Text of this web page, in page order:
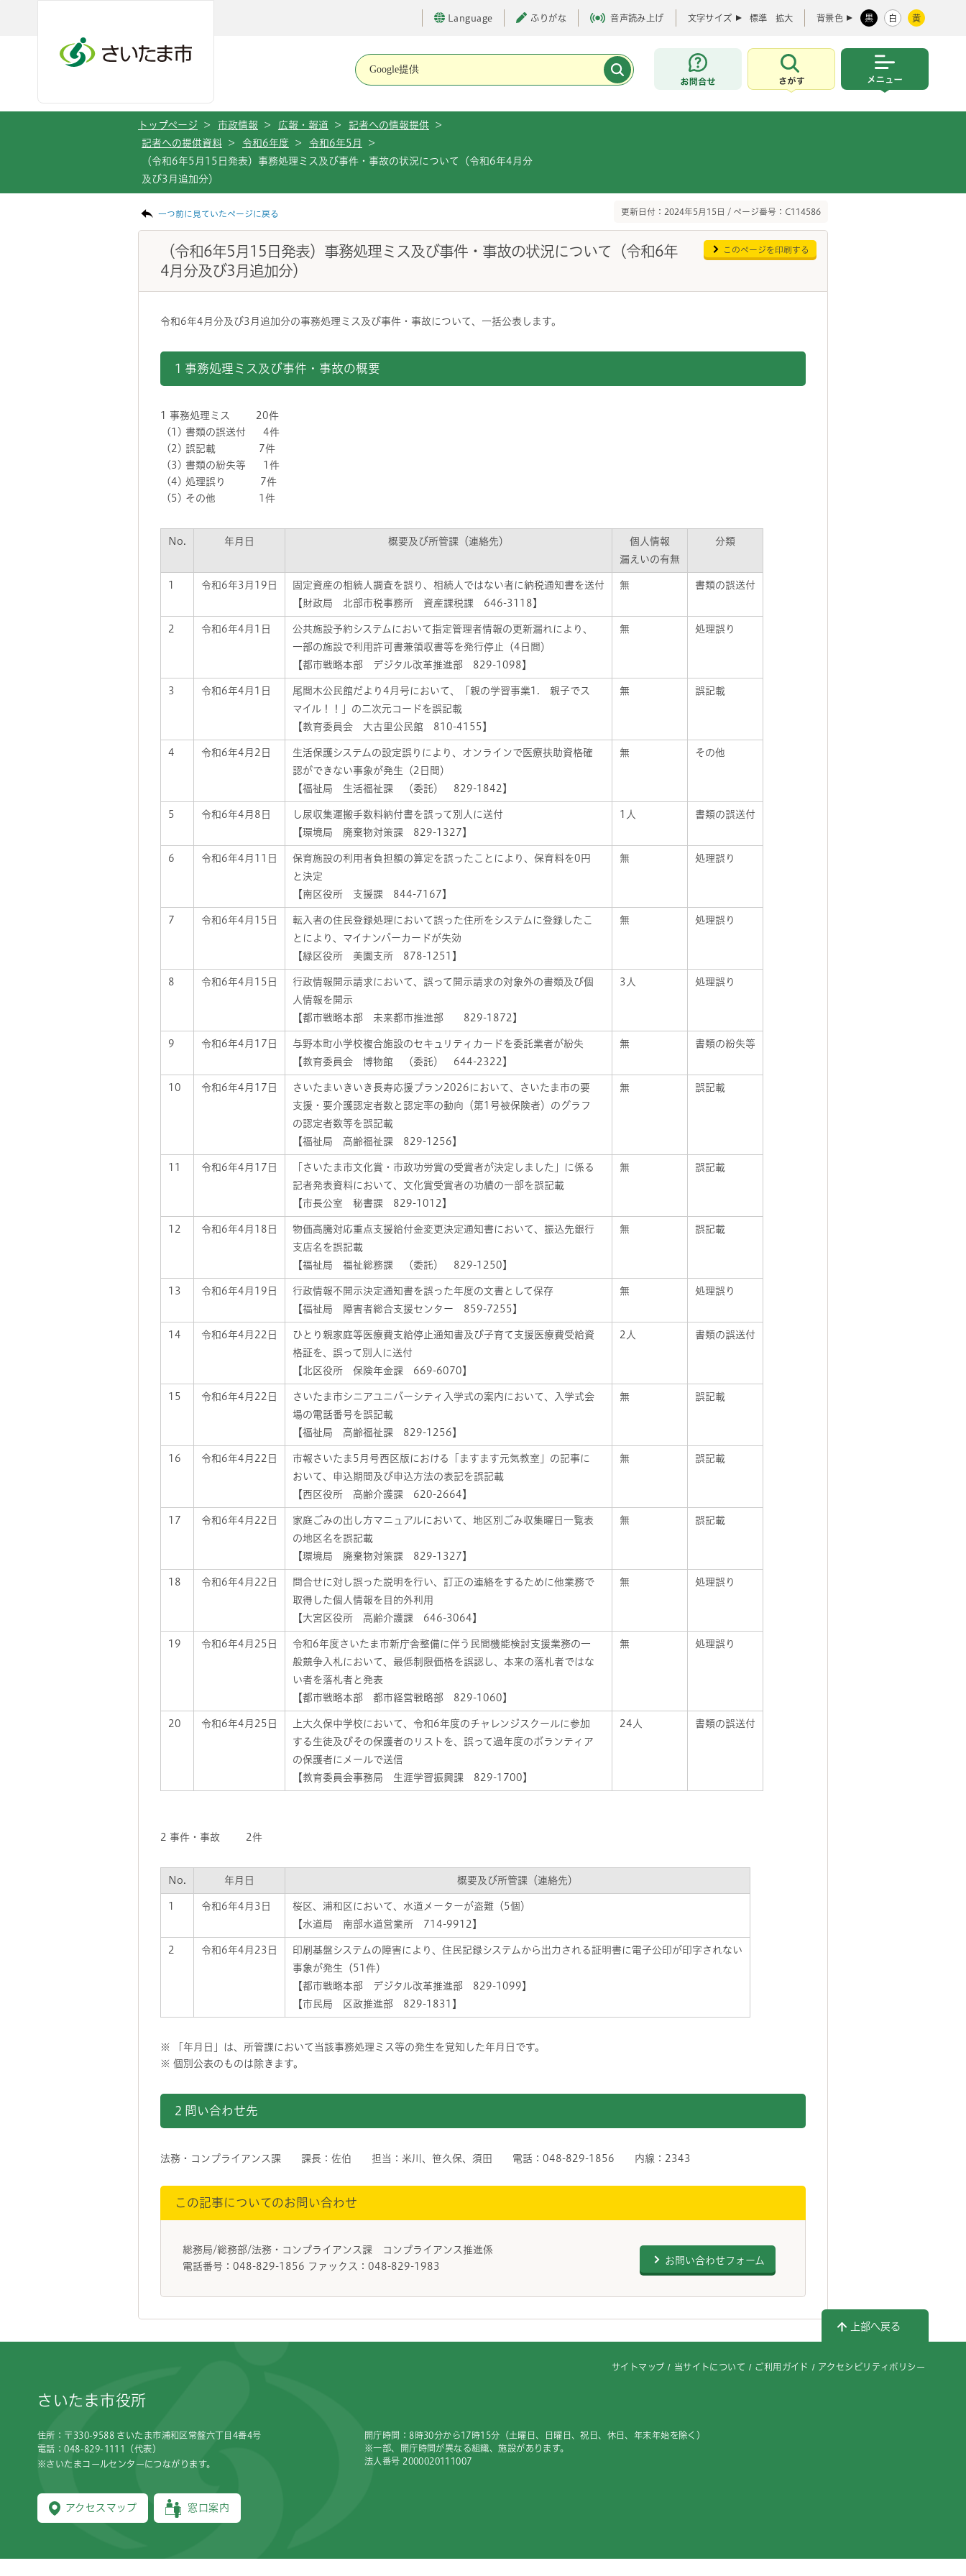
Language ふりがな 音声読み上げ 文字サイズ 標準 拡大 背景色 黒 白 黄
お問合せ
さがす
トップページ > 市政情報 > 広報・報道 > 記者への情報提供
>
記者への提供資料
> 令和6年度 > 令和6年5月
>
（令和6年5月15日発表）事務処理ミス及び事件・事故の状況について（令和6年4月分
及び3月追加分）
一つ前に見ていたページに戻る 更新日付：2024年5月15日 / ページ番号：C114586
（令和6年5月15日発表）事務処理ミス及び事件・事故の状況について（令和6年
4月分及び3月追加分）
このページを印刷する
令和6年4月分及び3月追加分の事務処理ミス及び事件・事故について、一括公表します。
1 事務処理ミス及び事件・事故の概要
1 事務処理ミス 20件
(1) 書類の誤送付 4件
(2) 誤記載 7件
(3) 書類の紛失等 1件
(4) 処理誤り 7件
(5) その他 1件
No. 年月日 概要及び所管課（連絡先）
個人情報
漏えいの有無
分類
1 令和6年3月19日
固定資産の相続人調査を誤り、相続人ではない者に納税通知書を送付
【財政局 北部市税事務所 資産課税課 646-3118】
無 書類の誤送付
2 令和6年4月1日
公共施設予約システムにおいて指定管理者情報の更新漏れにより、
一部の施設で利用許可書兼領収書等を発行停止（4日間）
【都市戦略本部 デジタル改革推進部 829-1098】
無 処理誤り
3 令和6年4月1日
尾間木公民館だより4月号において、「親の学習事業1. 親子でス
マイル！！」の二次元コードを誤記載
【教育委員会 大古里公民館 810-4155】
無 誤記載
4 令和6年4月2日
生活保護システムの設定誤りにより、オンラインで医療扶助資格確
認ができない事象が発生（2日間）
【福祉局 生活福祉課 （委託） 829-1842】
無 その他
5 令和6年4月8日
し尿収集運搬手数料納付書を誤って別人に送付
【環境局 廃棄物対策課 829-1327】
1人 書類の誤送付
6 令和6年4月11日
保育施設の利用者負担額の算定を誤ったことにより、保育料を0円
と決定
【南区役所 支援課 844-7167】
無 処理誤り
7 令和6年4月15日
転入者の住民登録処理において誤った住所をシステムに登録したこ
とにより、マイナンバーカードが失効
【緑区役所 美園支所 878-1251】
無 処理誤り
8 令和6年4月15日
行政情報開示請求において、誤って開示請求の対象外の書類及び個
人情報を開示
【都市戦略本部 未来都市推進部 829-1872】
3人 処理誤り
9 令和6年4月17日
与野本町小学校複合施設のセキュリティカードを委託業者が紛失
【教育委員会 博物館 （委託） 644-2322】
無 書類の紛失等
10 令和6年4月17日
さいたまいきいき長寿応援プラン2026において、さいたま市の要
支援・要介護認定者数と認定率の動向（第1号被保険者）のグラフ
の認定者数等を誤記載
【福祉局 高齢福祉課 829-1256】
無 誤記載
11 令和6年4月17日
「さいたま市文化賞・市政功労賞の受賞者が決定しました」に係る
記者発表資料において、文化賞受賞者の功績の一部を誤記載
【市長公室 秘書課 829-1012】
無 誤記載
12 令和6年4月18日
物価高騰対応重点支援給付金変更決定通知書において、振込先銀行
支店名を誤記載
【福祉局 福祉総務課 （委託） 829-1250】
無 誤記載
13 令和6年4月19日
行政情報不開示決定通知書を誤った年度の文書として保存
【福祉局 障害者総合支援センター 859-7255】
無 処理誤り
14 令和6年4月22日
ひとり親家庭等医療費支給停止通知書及び子育て支援医療費受給資
格証を、誤って別人に送付
【北区役所 保険年金課 669-6070】
2人 書類の誤送付
15 令和6年4月22日
さいたま市シニアユニバーシティ入学式の案内において、入学式会
場の電話番号を誤記載
【福祉局 高齢福祉課 829-1256】
無 誤記載
16 令和6年4月22日
市報さいたま5月号西区版における「ますます元気教室」の記事に
おいて、申込期間及び申込方法の表記を誤記載
【西区役所 高齢介護課 620-2664】
無 誤記載
17 令和6年4月22日
家庭ごみの出し方マニュアルにおいて、地区別ごみ収集曜日一覧表
の地区名を誤記載
【環境局 廃棄物対策課 829-1327】
無 誤記載
18 令和6年4月22日
問合せに対し誤った説明を行い、訂正の連絡をするために他業務で
取得した個人情報を目的外利用
【大宮区役所 高齢介護課 646-3064】
無 処理誤り
19 令和6年4月25日
令和6年度さいたま市新庁舎整備に伴う民間機能検討支援業務の一
般競争入札において、最低制限価格を誤認し、本来の落札者ではな
い者を落札者と発表
【都市戦略本部 都市経営戦略部 829-1060】
無 処理誤り
20 令和6年4月25日
上大久保中学校において、令和6年度のチャレンジスクールに参加
する生徒及びその保護者のリストを、誤って過年度のボランティア
の保護者にメールで送信
【教育委員会事務局 生涯学習振興課 829-1700】
24人 書類の誤送付
2 事件・事故 2件
No. 年月日 概要及び所管課（連絡先）
1 令和6年4月3日
桜区、浦和区において、水道メーターが盗難（5個）
【水道局 南部水道営業所 714-9912】
2 令和6年4月23日
印刷基盤システムの障害により、住民記録システムから出力される証明書に電子公印が印字されない
事象が発生（51件）
【都市戦略本部 デジタル改革推進部 829-1099】
【市民局 区政推進部 829-1831】
※ 「年月日」は、所管課において当該事務処理ミス等の発生を覚知した年月日です。
※ 個別公表のものは除きます。
2 問い合わせ先
法務・コンプライアンス課 課長：佐伯 担当：米川、笹久保、須田 電話：048-829-1856 内線：2343
この記事についてのお問い合わせ
総務局/総務部/法務・コンプライアンス課 コンプライアンス推進係
電話番号：048-829-1856 ファックス：048-829-1983
お問い合わせフォーム
上部へ戻る
サイトマップ 当サイトについて ご利用ガイド アクセシビリティポリシー
さいたま市役所
住所：〒330-9588 さいたま市浦和区常盤六丁目4番4号
電話：048-829-1111（代表）
※さいたまコールセンターにつながります。
アクセスマップ 窓口案内
開庁時間：8時30分から17時15分（土曜日、日曜日、祝日、休日、年末年始を除く）
※一部、開庁時間が異なる組織、施設があります。
法人番号 2000020111007